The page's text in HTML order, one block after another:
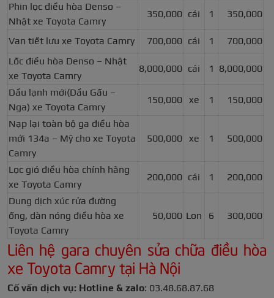
Phin lọc điều hòa Denso –
Nhật xe Toyota Camry
350,000 cái 1 350,000
Van tiết lưu xe Toyota Camry 700,000 cái 1
700,000
Lốc điều hòa Denso – Nhật
xe Toyota Camry
8,000,000 cái 1 8,000,000
Dầu lạnh mới(Dầu Gấu –
Nga) xe Toyota Camry
150,000 xe 1 150,000
Nạp lại toàn bộ ga điều hòa
mới 134a – Mỹ cho xe Toyota
Camry
500,000 xe 1 500,000
Lọc gió điều hòa chính hãng
xe Toyota Camry
200,000 cái 1 200,000
Dung dịch xúc rửa đường
ống, dàn nóng điều hòa xe
Toyota Camry
50,000 Lon 6 300,000
Liên hệ gara chuyên sửa chữa điều hòa
xe Toyota Camry tại Hà Nội
Cố vấn dịch vụ: Hotline & zalo: 03.48.68.87.68